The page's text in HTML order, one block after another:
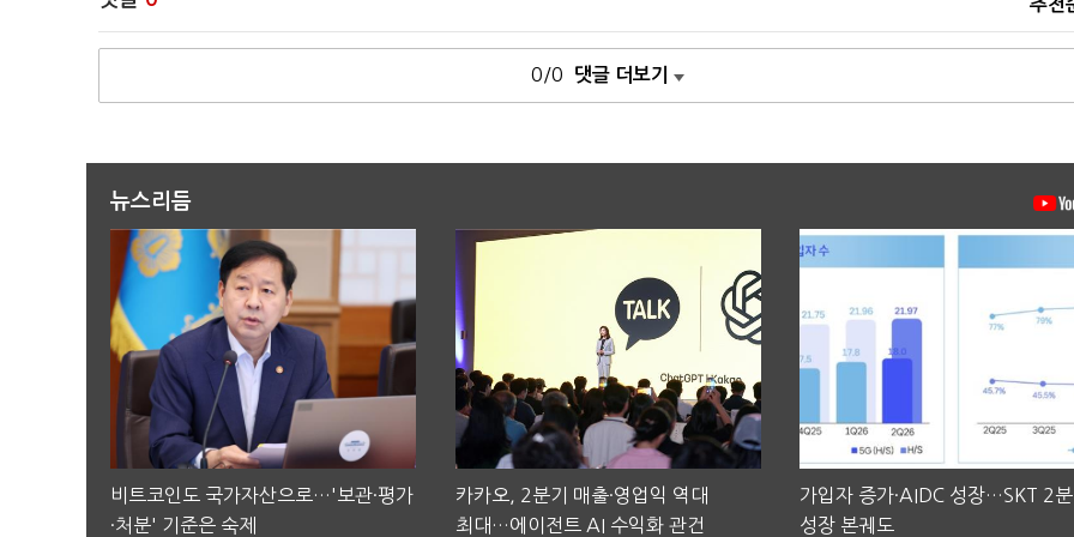
추천
0/0 댓글 더보기
뉴스리듬
비트코인도 국가자산으로…'보관·평가
·처분' 기준은 숙제
카카오, 2분기 매출·영업익 역대
최대…에이전트 AI 수익화 관건
가입자 증가·AIDC 성장…SKT 2
성장 본궤도